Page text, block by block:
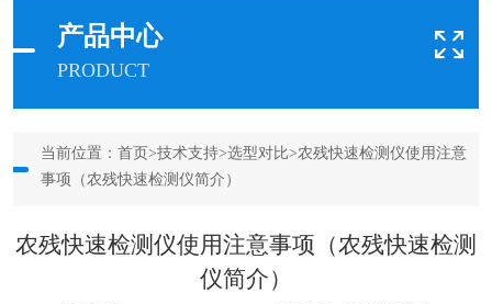
产品中心
PRODUCT
当前位置： 首页 >技术支持>选型对比>农残快速检测仪使用注意
事项（农残快速检测仪简介）
农残快速检测仪使用注意事项（农残快速检测
仪简介）